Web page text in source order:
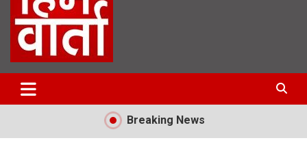
Him Varta
Breaking News